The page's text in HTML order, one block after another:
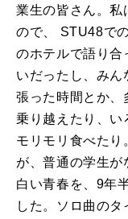
業生の皆さん。私
ので、 STU48で
のホテルで語り合
いだったし、み
張った時間とか、
乗り越えたり、い
モリモリ食べたり
が、普通の学生
白い青春を、9年
した。ソロ曲の